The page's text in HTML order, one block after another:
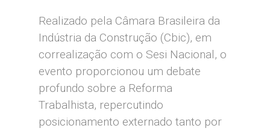
Realizado pela Câmara Brasileira da
Indústria da Construção (Cbic), em
correalização com o Sesi Nacional, o
evento proporcionou um debate
profundo sobre a Reforma
Trabalhista, repercutindo
posicionamento externado tanto por